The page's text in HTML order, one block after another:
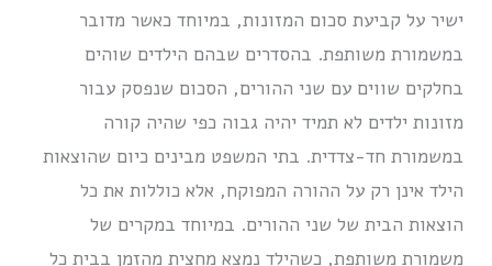
ישיר על קביעת סכום המזונות, במיוחד כאשר מדובר
במשמורת משותפת. בהסדרים שבהם הילדים שוהים
בחלקים שווים עם שני ההורים, הסכום שנפסק עבור
מזונות ילדים לא תמיד יהיה גבוה כפי שהיה קורה
במשמורת חד-צדדית. בתי המשפט מבינים כיום שהוצאות
הילד אינן רק על ההורה המפוקח, אלא כוללות את כל
הוצאות הבית של שני ההורים. במיוחד במקרים של
משמורת משותפת, כשהילד נמצא מחצית מהזמן בבית כל